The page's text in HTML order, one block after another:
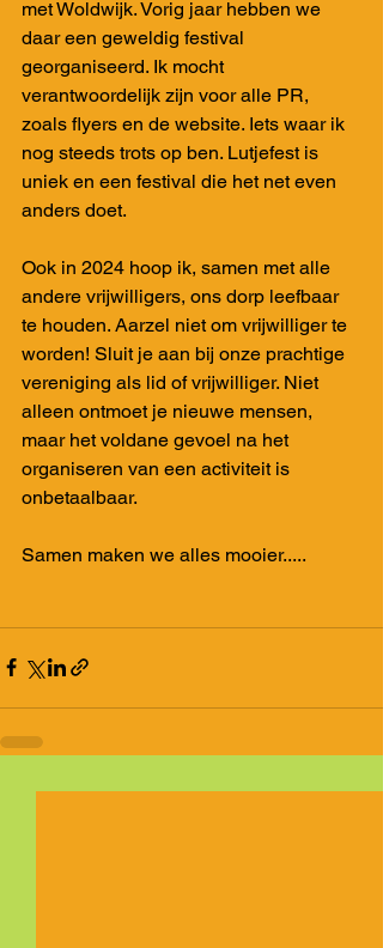
met Woldwijk. Vorig jaar hebben we
daar een geweldig festival
georganiseerd. Ik mocht
verantwoordelijk zijn voor alle PR,
zoals flyers en de website. Iets waar ik
nog steeds trots op ben. Lutjefest is
uniek en een festival die het net even
anders doet.
Ook in 2024 hoop ik, samen met alle
andere vrijwilligers, ons dorp leefbaar
te houden. Aarzel niet om vrijwilliger te
worden! Sluit je aan bij onze prachtige
vereniging als lid of vrijwilliger. Niet
alleen ontmoet je nieuwe mensen,
maar het voldane gevoel na het
organiseren van een activiteit is
onbetaalbaar.
Samen maken we alles mooier.....